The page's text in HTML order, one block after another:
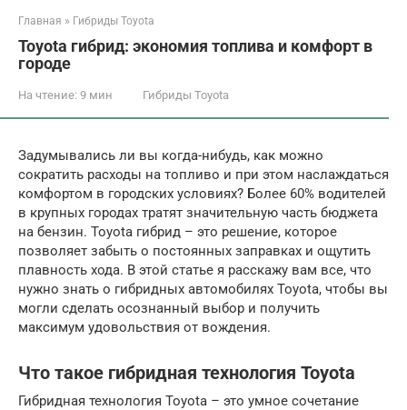
Главная » Гибриды Toyota
Toyota гибрид: экономия топлива и комфорт в
городе
На чтение: 9 мин Гибриды Toyota
Задумывались ли вы когда-нибудь, как можно
сократить расходы на топливо и при этом наслаждаться
комфортом в городских условиях? Более 60% водителей
в крупных городах тратят значительную часть бюджета
на бензин. Toyota гибрид – это решение, которое
позволяет забыть о постоянных заправках и ощутить
плавность хода. В этой статье я расскажу вам все, что
нужно знать о гибридных автомобилях Toyota, чтобы вы
могли сделать осознанный выбор и получить
максимум удовольствия от вождения.
Что такое гибридная технология Toyota
Гибридная технология Toyota – это умное сочетание